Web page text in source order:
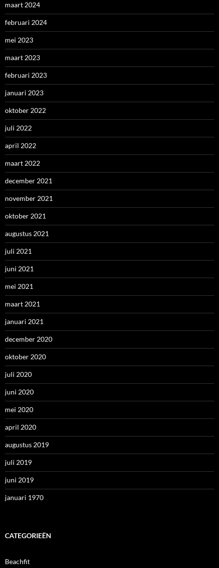
maart 2024
februari 2024
mei 2023
maart 2023
februari 2023
januari 2023
oktober 2022
juli 2022
april 2022
maart 2022
december 2021
november 2021
oktober 2021
augustus 2021
juli 2021
juni 2021
mei 2021
maart 2021
januari 2021
december 2020
oktober 2020
juli 2020
juni 2020
mei 2020
april 2020
augustus 2019
juli 2019
juni 2019
januari 1970
CATEGORIEËN
Beachfit